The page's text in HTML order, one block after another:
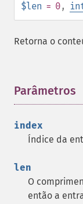
$len = 0,
Retorna o
Parâmetros
index
Índice da
len
O
então a